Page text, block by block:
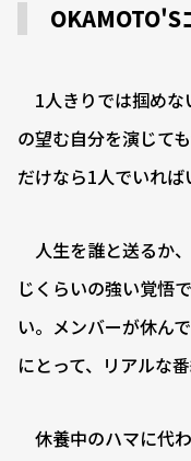
OKAMOTO'S
1人きりでは掴めな
の望む自分を演じて
だけなら1人でいれ
人生を誰と送るか
じくらいの強い覚悟
い。メンバーが休ん
にとって、リアルな
休養中のハマに代